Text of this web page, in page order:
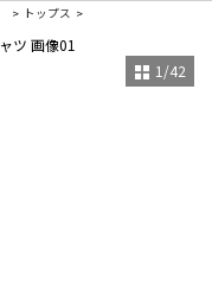
トップス
1 /42